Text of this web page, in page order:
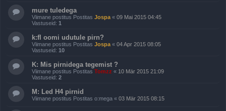
mure tuledega
Viimane postitus Postitas Jospa « 09 Mai 2015 04:45
Vastuseid: 1
k:fl oomi udutule pirn?
Viimane postitus Postitas Jospa « 04 Apr 2015 08:05
Vastuseid: 10
K: Mis pirnidega tegemist ?
Viimane postitus Postitas Tomzz « 10 Mär 2015 21:09
Vastuseid: 2
M: Led H4 pirnid
Viimane postitus Postitas o:mega « 03 Mär 2015 08:15